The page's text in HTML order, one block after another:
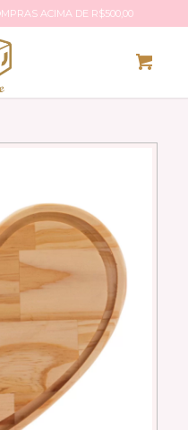
ACIMA DE R$500,00